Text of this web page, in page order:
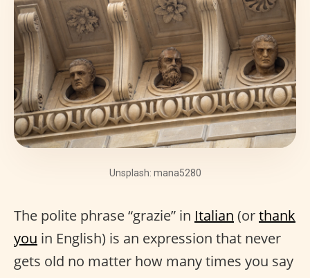
Unsplash: mana5280
The polite phrase “grazie” in Italian (orthank
you in English) is an expression that never
gets old no matter how many times you say